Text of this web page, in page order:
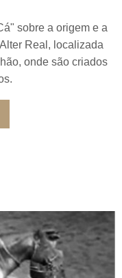
sobre a origem e a
Real, localizada
onde são criados